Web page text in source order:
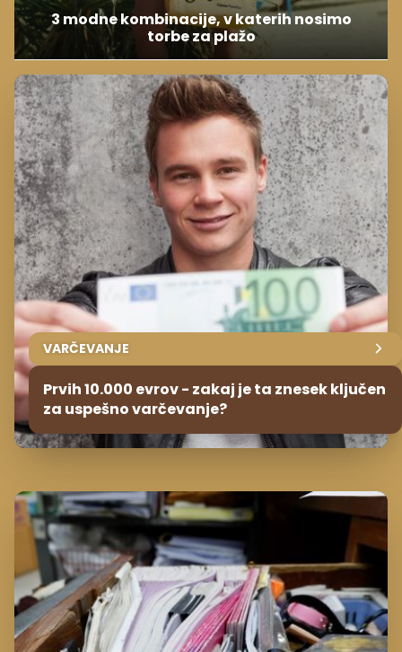
3 modne kombinacije, v katerih nosimo
torbe za plažo
VARČEVANJE
Prvih 10.000 evrov - zakaj je ta znesek ključen
za uspešno varčevanje?